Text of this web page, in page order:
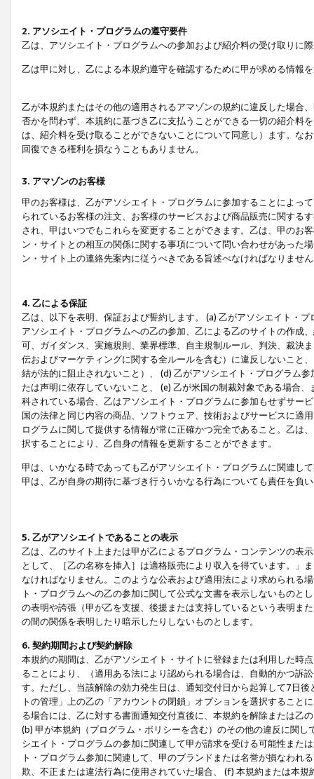
2. アソシエイト・プログラムの遵守要件
乙は、アソシエイト・プログラムへの参加および紹介料の受け取りに
乙は甲に対し、乙による本規約遵守を確認するために甲が求める情報
乙が本規約またはその他の適用されるアマゾンの規約に違反した場合
否かを問わず、本規約に基づき乙に支払うことができる一切の紹介料
は、紹介料を受け取ることができないことについて同意し）ます。な
回復できる権利を損なうこともありません。
3. アマゾンのお客様
甲のお客様は、乙がアソシエイト・プログラムに参加することによっ
られているお客様の注文、お客様のサービスおよび商品販売に関する
され、甲はいつでもこれらを変更することができます。乙は、甲のお
ン・サイトとの相互の関係に関する事項について問い合わせがあった
ン・サイト上の連絡先案内に従うべきである旨述べなければなりませ
4. 乙による保証
乙は、以下を表明、保証および誓約します。 (a) 乙がアソシエイト・
アソシエイト・プログラムへの乙の参加、乙による乙のサイトの作成
可、ガイダンス、実施規則、業界標準、自主規制ルール、判決、裁決
伝およびマーケティングに関する全ルールを含む）に違反しないこと
結が法的に阻止されないこと）、 (d) 乙がアソシエイト・プログラム
たは声明に依存していないこと、 (e) 乙が米国の制裁対象である場合
科されている場合、乙はアソシエイト・プログラムに参加もせずサー
国の法律と同じ内容の商品、ソフトウェア、技術およびサービスに適
ログラムに関して提供する情報が常に正確かつ完全であること。乙は
択することにより、乙自身の情報を更新することができます。
甲は、いかなる時であっても乙がアソシエイト・プログラムに関連し
甲は、乙が自身の期待に基づき行ういかなる行為についても責任を負
5. 乙がアソシエイトであることの表示
乙は、乙のサイト上または甲が乙によるプログラム・コンテンツの表
として、［乙の名称を挿入］は適格販売により収入を得ています。」
なければなりません。このような公表および適用法により求められる
ト・プログラムへの乙の参加に関して公式な文書を表示しないもの
の表明や誇張（甲が乙を支援、後援または支持しているという表明ま
の間の関係を表明したり暗示したりしないものとします。
6. 契約期間および契約解除
本規約の期間は、乙がアソシエイト・サイトに登録または利用した時
ることにより、（適用ある法により認められる場合は、自動的かつ訴
す。ただし、当該解除の効力発生日は、通知交付日から起算して7日
トの管理」上の乙の「アカウントの閉鎖」オプションを選択するこ
る場合には、乙に対する書面通知交付直後に、本規約を解除または乙
(b) 甲が本規約（プログラム・ポリシーを含む）のその他の違反に関
シエイト・プログラムの参加に関連して甲が請求を受ける可能性また
ト・プログラム参加に関連して、甲のブランドまたは名誉が損なわれ
欺、不正または違法行為に使用されていた場合、 (f) 本規約または本